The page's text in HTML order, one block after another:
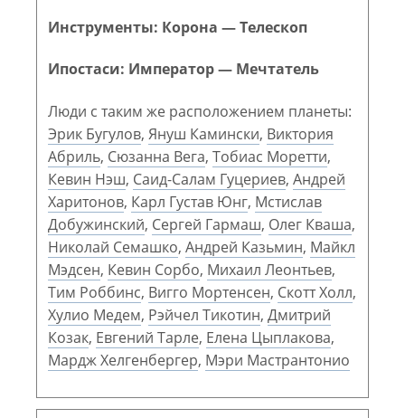
Инструменты: Корона — Телескоп
Ипостаси: Император — Мечтатель
Люди с таким же расположением планеты:
Эрик Бугулов, Януш Камински, Виктория
Абриль, Сюзанна Вега, Тобиас Моретти,
Кевин Нэш, Саид-Салам Гуцериев, Андрей
Харитонов, Карл Густав Юнг, Мстислав
Добужинский, Сергей Гармаш, Олег Кваша,
Николай Семашко, Андрей Казьмин, Майкл
Мэдсен, Кевин Сорбо, Михаил Леонтьев,
Тим Роббинс, Вигго Мортенсен, Скотт Холл,
Хулио Медем, Рэйчел Тикотин, Дмитрий
Козак, Евгений Тарле, Елена Цыплакова,
Мардж Хелгенбергер, Мэри Мастрантонио